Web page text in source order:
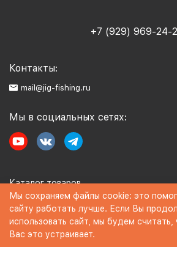
+7 (929) 969-24-
Контакты:
mail@jig-fishing.ru
Мы в социальных сетях:
Каталог товаров
Информация
Политика персональных данных
Мы сохраняем файлы cookie: это
сайту работать лучше. Если Вы
использовать сайт, мы будем считать,
Вас это устраивает.